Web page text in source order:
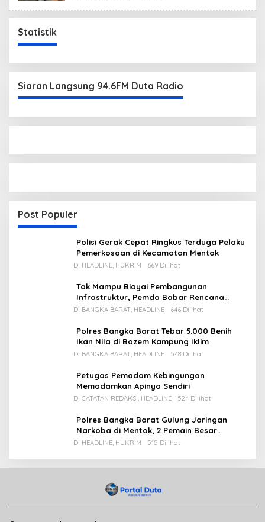
Statistik
Siaran Langsung 94.6FM Duta Radio
Post Populer
Polisi Gerak Cepat Ringkus Terduga Pelaku
Pemerkosaan di Kecamatan Mentok
Di HEADLINE, HUKRIM 669 Dilihat
Tak Mampu Biayai Pembangunan
Infrastruktur, Pemda Babar Rencana
Utang Rp65 M
Di BANGKA BARAT, HEADLINE 646 Dilihat
Polres Bangka Barat Tebar 5.000 Benih
Ikan Nila di Bozem Kampung Iklim
Di BANGKA BARAT, HEADLINE 548 Dilihat
Petugas Pemadam Kebingungan
Memadamkan Apinya Sendiri
Di CATATAN REDAKSI, HEADLINE 524 Dilihat
Polres Bangka Barat Gulung Jaringan
Narkoba di Mentok, 2 Pemain Besar
Diamankan, 1 Bandar Masih Buron
Di HEADLINE, HUKRIM 515 Dilihat